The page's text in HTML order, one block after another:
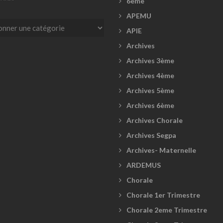
APEMU
APIE
Archives
Archives 3ème
Archives 4ème
Archives 5ème
Archives 6ème
Archives Chorale
Archives Segpa
Archives- Maternelle
ARDEMUS
Chorale
Chorale 1er Trimestre
Chorale 2eme Trimestre